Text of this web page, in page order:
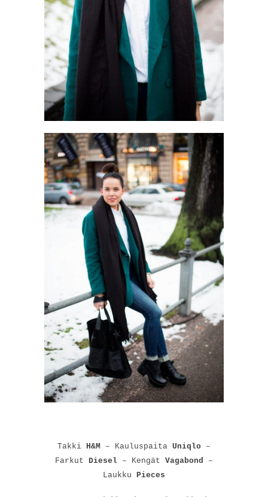
Takki H&M – Kauluspaita Uniqlo –
Farkut Diesel – Kengät Vagabond –
Laukku Pieces